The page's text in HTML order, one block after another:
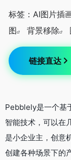
标签： AI图片插
图
背景移除
链接直达
Pebblely是一个基
智能技术，可以在
是小企业主，创意
创建各种场景下的